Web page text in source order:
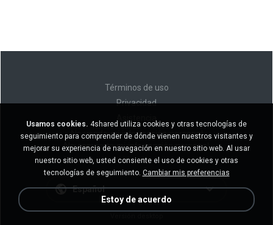
Términos de uso
Privacidad
No venda mi información personal
No comparta mi información personal
Español
Usamos cookies. 4shared utiliza cookies y otras tecnologías de
seguimiento para comprender de dónde vienen nuestros visitantes y
mejorar su experiencia de navegación en nuestro sitio web. Al usar
nuestro sitio web, usted consiente el uso de cookies y otras
tecnologías de seguimiento. Cambiar mis preferencias
Estoy de acuerdo